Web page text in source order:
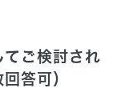
て ご検討され
答可）